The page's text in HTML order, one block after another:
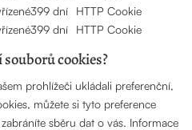
399 dní
HTTP Cookie
399 dní HTTP Cookie
cookies?
prohlížeči ukládali preferenční,
můžete si tyto preference
sběru dat o vás. Informace